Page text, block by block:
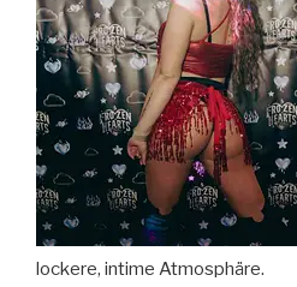
lockere, intime Atmosphäre.